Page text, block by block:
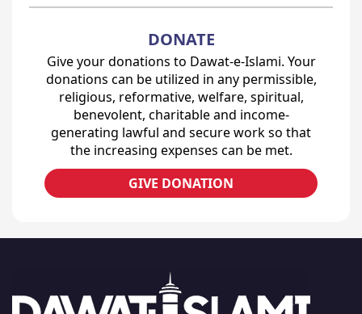
DONATE
Give your donations to Dawat-e-Islami. Your
donations can be utilized in any permissible,
religious, reformative, welfare, spiritual,
benevolent, charitable and income-
generating lawful and secure work so that
the increasing expenses can be met.
GIVE DONATION